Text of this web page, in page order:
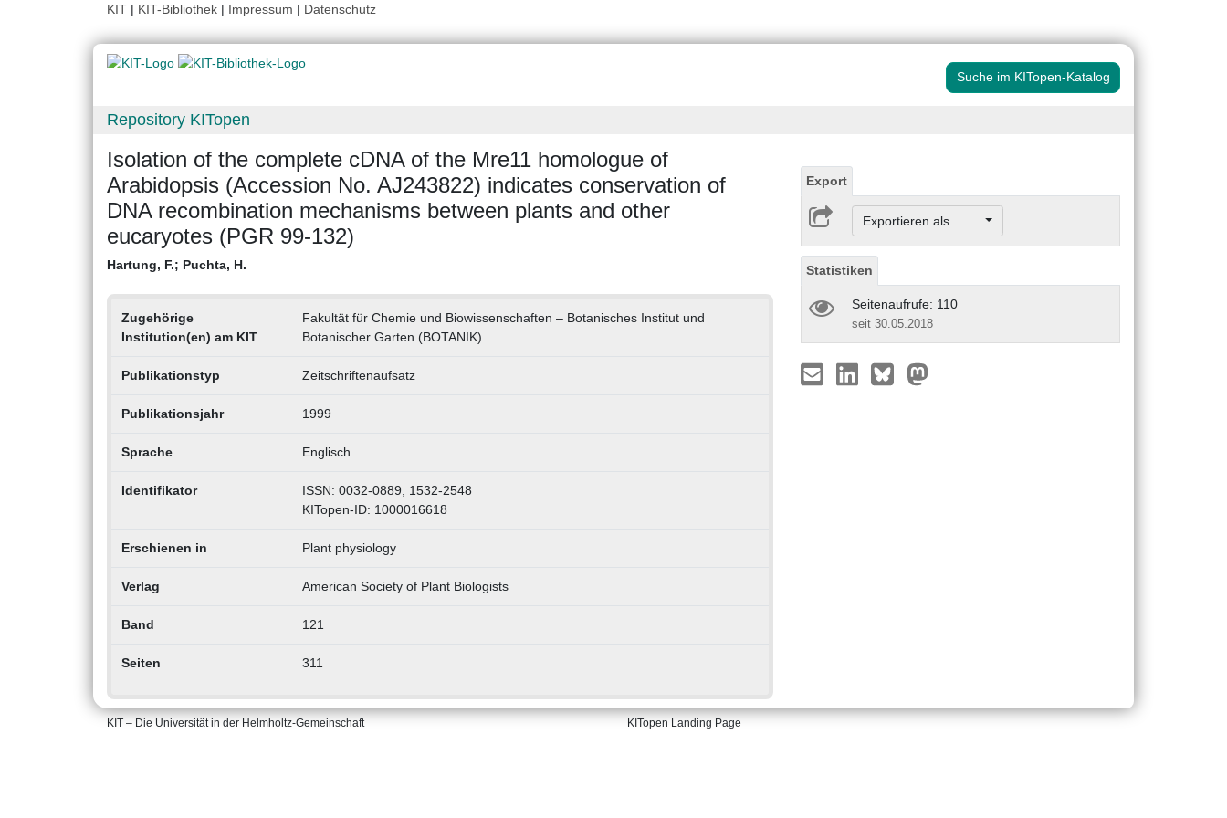
KIT | KIT-Bibliothek | Impressum | Datenschutz
Suche im KITopen-Katalog
Repository KITopen
Isolation of the complete cDNA of the Mre11 homologue of
Arabidopsis (Accession No. AJ243822) indicates conservation of
DNA recombination mechanisms between plants and other
eucaryotes (PGR 99-132)
Hartung, F.; Puchta, H.
Zugehörige
Institution(en) am KIT
Fakultät für Chemie und Biowissenschaften – Botanisches Institut und
Botanischer Garten (BOTANIK)
Publikationstyp Zeitschriftenaufsatz
Publikationsjahr 1999
Sprache Englisch
Identifikator
ISSN: 0032-0889, 1532-2548
KITopen-ID: 1000016618
Erschienen in Plant physiology
Verlag American Society of Plant Biologists
Band 121
Seiten 311
Export
Exportieren als ...
Statistiken
Seitenaufrufe: 110
seit 30.05.2018
KIT – Die Universität in der Helmholtz-Gemeinschaft KITopen Landing Page